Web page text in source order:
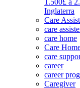
Inglaterra
Care
care
care home
Care
care
career
career
Caregiver